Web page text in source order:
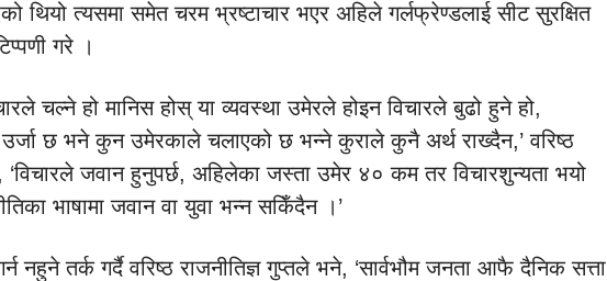
थियो त्यसमा समेत चरम भ्रष्टाचार भएर अहिले गर्लफ्रेण्डलाई सीट सुरक्षित
गरे ।
चल्ने हो मानिस होस् या व्यवस्था उमेरले होइन विचारले बुढो हुने हो,
उर्जा छ भने कुन उमेरकाले चलाएको छ भन्ने कुराले कुनै अर्थ राख्दैन,’ वरिष्ठ
जवान हुनुपर्छ, अहिलेका जस्ता उमेर ४० कम तर विचारशुन्यता भयो
भाषामा जवान वा युवा भन्न सकिँदैन ।’
नहुने तर्क गर्दै वरिष्ठ राजनीतिज्ञ गुप्तले भने, ‘सार्वभौम जनता आफै दैनिक सत्ता